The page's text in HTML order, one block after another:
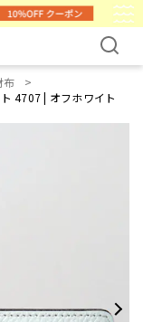
布
4707 | オフホワイト